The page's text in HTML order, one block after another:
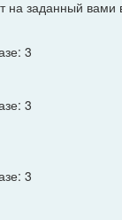
на заданный вами
3
3
3